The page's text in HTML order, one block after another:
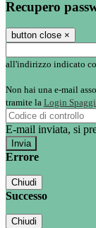
Recupero
button close ×
all'indirizzo indicato
Non hai una e-mail
tramite la Login
E-mail inviata, si
Errore
Chiudi
Successo
Chiudi